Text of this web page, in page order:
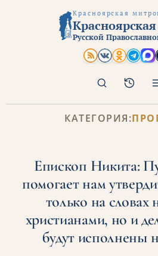
Красноярская
Русской
Архив
Поиск
КАТЕГОРИЯ:
Епископ Никита:
помогает нам
только на словах
христианами, но и
будут исполнены